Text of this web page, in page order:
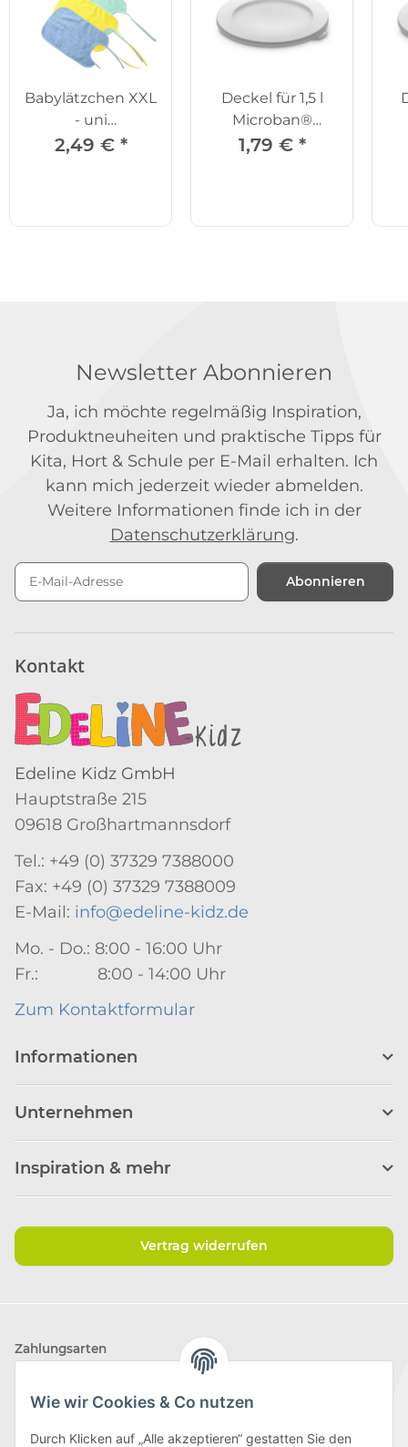
Wie wir Cookies & Co nutzen
Durch Klicken auf „Alle akzeptieren“ gestatten Sie den
Babylätzchen XXL
- uni
grün/gelb/blau
2,49 € *
Deckel für 1,5 l
Microban®
Schüssel
1,79 € *
Newsletter Abonnieren
Ja, ich möchte regelmäßig Inspiration,
Produktneuheiten und praktische Tipps für
Kita, Hort & Schule per E-Mail erhalten. Ich
kann mich jederzeit wieder abmelden.
Weitere Informationen finde ich in der
Datenschutzerklärung.
Abonnieren
Kontakt
Edeline Kidz GmbH
Hauptstraße 215
09618 Großhartmannsdorf
Tel.: +49 (0) 37329 7388000
Fax: +49 (0) 37329 7388009
E-Mail: info@edeline-kidz.de
Mo. - Do.: 8:00 - 16:00 Uhr
Fr.: 8:00 - 14:00 Uhr
Zum Kontaktformular
Informationen
Unternehmen
Inspiration & mehr
Vertrag widerrufen
Zahlungsarten